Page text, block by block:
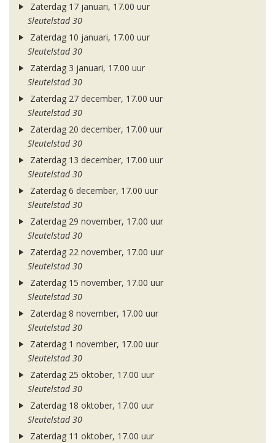
Zaterdag 17 januari, 17.00 uur
Sleutelstad 30
Zaterdag 10 januari, 17.00 uur
Sleutelstad 30
Zaterdag 3 januari, 17.00 uur
Sleutelstad 30
Zaterdag 27 december, 17.00 uur
Sleutelstad 30
Zaterdag 20 december, 17.00 uur
Sleutelstad 30
Zaterdag 13 december, 17.00 uur
Sleutelstad 30
Zaterdag 6 december, 17.00 uur
Sleutelstad 30
Zaterdag 29 november, 17.00 uur
Sleutelstad 30
Zaterdag 22 november, 17.00 uur
Sleutelstad 30
Zaterdag 15 november, 17.00 uur
Sleutelstad 30
Zaterdag 8 november, 17.00 uur
Sleutelstad 30
Zaterdag 1 november, 17.00 uur
Sleutelstad 30
Zaterdag 25 oktober, 17.00 uur
Sleutelstad 30
Zaterdag 18 oktober, 17.00 uur
Sleutelstad 30
Zaterdag 11 oktober, 17.00 uur